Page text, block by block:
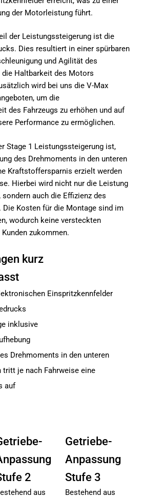
der Motorleistung führt.
der Leistungssteigerung ist die
Dies resultiert in einer spürbaren
und Agilität des
die Haltbarkeit des Motors
wird bei uns die V-Max
um die
des Fahrzeugs zu erhöhen und auf
Performance zu ermöglichen.
Stage 1 Leistungssteigerung ist,
des Drehmoments in den unteren
Kraftstoffersparnis erzielt werden
Hierbei wird nicht nur die Leistung
auch die Effizienz des
Die Kosten für die Montage sind im
wodurch keine versteckten
zukommen.
kurz
Einspritzkennfelder
inklusive
Drehmoments in den unteren
tritt je nach Fahrweise eine
auf
2
aus
Getriebe-
Anpassung
Stufe 3
Bestehend aus